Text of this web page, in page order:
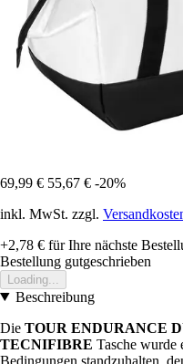
69,99 € 55,67 € -20%
inkl. MwSt. zzgl.
+2,78 € für Ihre nächste
Bestellung gutgeschrieben
Loading...
Beschreibung
Die TOUR ENDURANCE
TECNIFIBRE Tasche wurde
Bedingungen standzuhalten,